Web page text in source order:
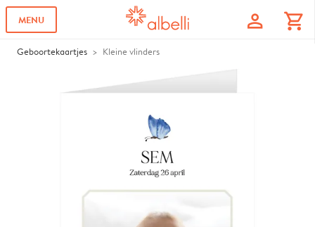
MENU profile shopping_cart
Geboortekaartjes Kleine vlinders